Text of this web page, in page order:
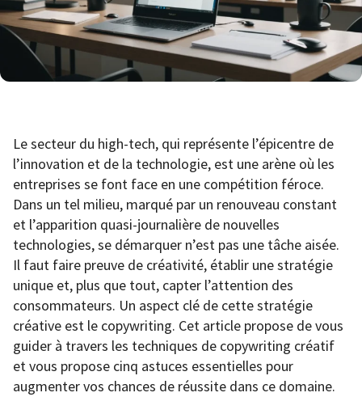
Le secteur du high-tech, qui représente l’épicentre de
l’innovation et de la technologie, est une arène où les
entreprises se font face en une compétition féroce.
Dans un tel milieu, marqué par un renouveau constant
et l’apparition quasi-journalière de nouvelles
technologies, se démarquer n’est pas une tâche aisée.
Il faut faire preuve de créativité, établir une stratégie
unique et, plus que tout, capter l’attention des
consommateurs. Un aspect clé de cette stratégie
créative est le copywriting. Cet article propose de vous
guider à travers les techniques de copywriting créatif
et vous propose cinq astuces essentielles pour
augmenter vos chances de réussite dans ce domaine.